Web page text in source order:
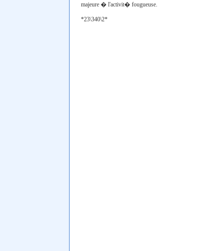
majeure � l'activit� fougueuse.
*23\340\2*